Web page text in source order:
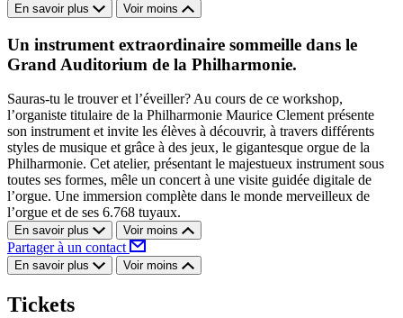
En savoir plus Voir moins
Un instrument extraordinaire sommeille dans le
Grand Auditorium de la Philharmonie.
Sauras-tu le trouver et l’éveiller? Au cours de ce workshop,
l’organiste titulaire de la Philharmonie Maurice Clement présente
son instrument et invite les élèves à découvrir, à travers différents
styles de musique et grâce à des jeux, le gigantesque orgue de la
Philharmonie. Cet atelier, présentant le majestueux instrument sous
toutes ses formes, mêle un concert à une visite guidée digitale de
l’orgue. Une immersion complète dans le monde merveilleux de
l’orgue et de ses 6.768 tuyaux.
En savoir plus Voir moins
Partager à un contact
En savoir plus Voir moins
Tickets